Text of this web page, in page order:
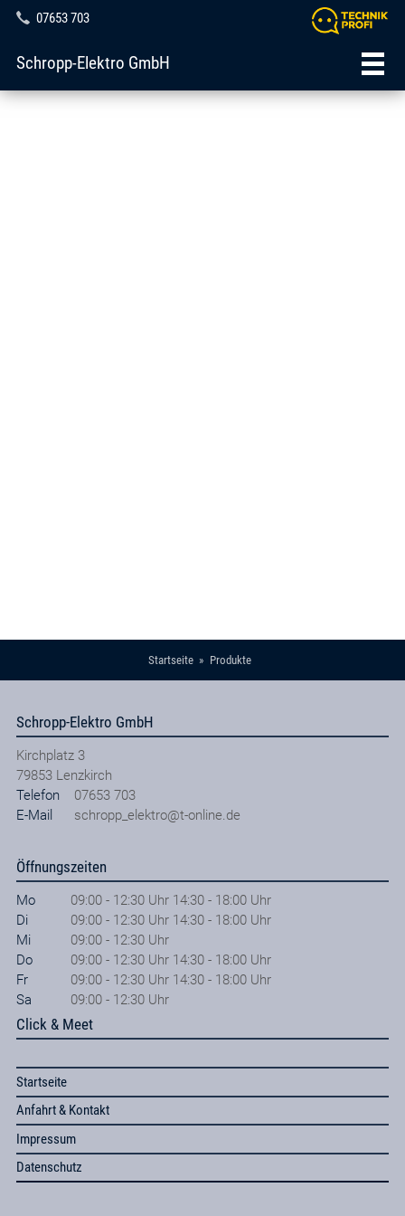
07653 703
Schropp-Elektro GmbH
Startseite Produkte
Schropp-Elektro GmbH
Kirchplatz 3
79853 Lenzkirch
Telefon
07653 703
E-Mail
schropp_elektro@t-online.de
Öffnungszeiten
Mo
09:00 - 12:30 Uhr 14:30 - 18:00 Uhr
Di
09:00 - 12:30 Uhr 14:30 - 18:00 Uhr
Mi
09:00 - 12:30 Uhr
Do
09:00 - 12:30 Uhr 14:30 - 18:00 Uhr
Fr
09:00 - 12:30 Uhr 14:30 - 18:00 Uhr
Sa
09:00 - 12:30 Uhr
Click & Meet
Startseite
Anfahrt & Kontakt
Impressum
Datenschutz